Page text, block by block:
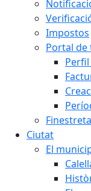
Impostos
Portal
Ciutat
El